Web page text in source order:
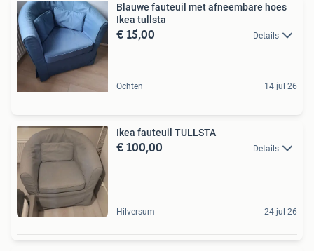
Blauwe fauteuil met afneembare hoes
Ikea tullsta
€ 15,00 Details
Ochten 14 jul 26
Ikea fauteuil TULLSTA
€ 100,00 Details
Hilversum 24 jul 26